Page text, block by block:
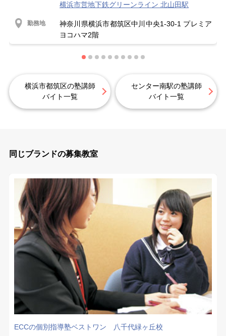
横浜市営地下鉄グリーンライン 北山田駅
勤務地
神奈川県横浜市都筑区中川中央1-30-1 プレミア
ヨコハマ2階
横浜市都筑区の塾講師
バイト一覧
センター南駅の塾講師
バイト一覧
同じブランドの募集教室
ECCの個別指導塾ベストワン 八千代緑ヶ丘校